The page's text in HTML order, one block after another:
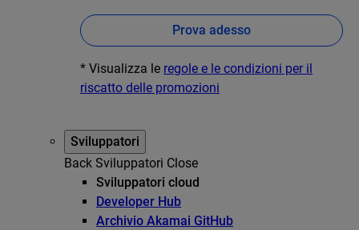
Prova adesso
* Visualizza le regole e le condizioni per il
riscatto delle promozioni
Sviluppatori
Back Sviluppatori Close
Sviluppatori cloud
Developer Hub
Archivio Akamai GitHub